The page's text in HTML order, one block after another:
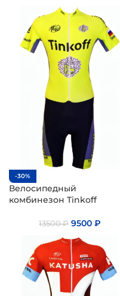
-30%
Велосипедный
комбинезон Tinkoff
13500₽ 9500 ₽